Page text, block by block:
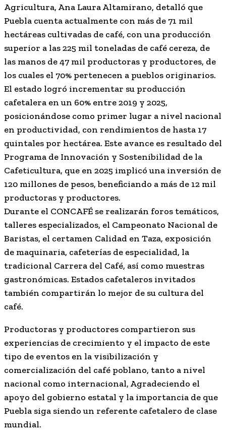
Agricultura, Ana Laura Altamirano, detalló que
Puebla cuenta actualmente con más de 71 mil
hectáreas cultivadas de café, con una producción
superior a las 225 mil toneladas de café cereza, de
las manos de 47 mil productoras y productores, de
los cuales el 70% pertenecen a pueblos originarios.
El estado logró incrementar su producción
cafetalera en un 60% entre 2019 y 2025,
posicionándose como primer lugar a nivel nacional
en productividad, con rendimientos de hasta 17
quintales por hectárea. Este avance es resultado del
Programa de Innovación y Sostenibilidad de la
Cafeticultura, que en 2025 implicó una inversión de
120 millones de pesos, beneficiando a más de 12 mil
productoras y productores.
Durante el CONCAFÉ se realizarán foros temáticos,
talleres especializados, el Campeonato Nacional de
Baristas, el certamen Calidad en Taza, exposición
de maquinaria, cafeterías de especialidad, la
tradicional Carrera del Café, así como muestras
gastronómicas. Estados cafetaleros invitados
también compartirán lo mejor de su cultura del
café.
Productoras y productores compartieron sus
experiencias de crecimiento y el impacto de este
tipo de eventos en la visibilización y
comercialización del café poblano, tanto a nivel
nacional como internacional, Agradeciendo el
apoyo del gobierno estatal y la importancia de que
Puebla siga siendo un referente cafetalero de clase
mundial.